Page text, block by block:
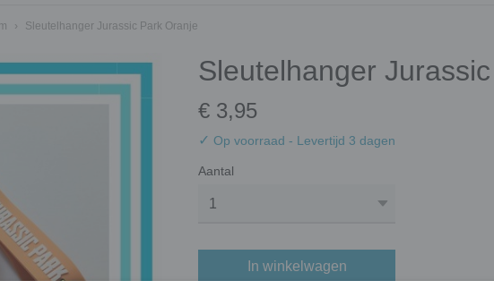
› Sleutelhanger Jurassic Park Oranje
Sleutelhanger
€ 3,95
✓ Op voorraad - Levertijd 3 dagen
Aantal
In winkelwagen